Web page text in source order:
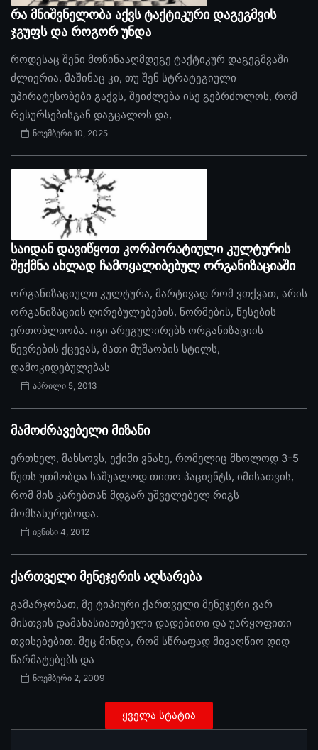
რა მნიშვნელობა აქვს ტაქტიკური დაგეგმვის
ჯგუფს და როგორ უნდა
როდესაც შენი მოწინააღმდეგე ტაქტიკურ დაგეგმვაში
ძლიერია, მაშინაც კი, თუ შენ სტრატეგიული
უპირატესობები გაქვს, შეიძლება ისე გებრძოლოს, რომ
რესურსებისგან დაგცალოს და,
ნოემბერი 10, 2025
საიდან დავიწყოთ კორპორატიული კულტურის
შექმნა ახლად ჩამოყალიბებულ ორგანიზაციაში
ორგანიზაციული კულტურა, მარტივად რომ ვთქვათ, არის
ორგანიზაციის ღირებულებების, ნორმების, წესების
ერთობლიობა. იგი არეგულირებს ორგანიზაციის
წევრების ქცევას, მათი მუშაობის სტილს,
დამოკიდებულებას
აპრილი 5, 2013
მამოძრავებელი მიზანი
ერთხელ, მახსოვს, ექიმი ვნახე, რომელიც მხოლოდ 3-5
წუთს უთმობდა საშუალოდ თითო პაციენტს, იმისათვის,
რომ მის კარებთან მდგარ უშველებელ რიგს
მომსახურებოდა.
ივნისი 4, 2012
ქართველი მენეჯერის აღსარება
გამარჯობათ, მე ტიპიური ქართველი მენეჯერი ვარ
მისთვის დამახასიათებელი დადებითი და უარყოფითი
თვისებებით. მეც მინდა, რომ სწრაფად მივაღწიო დიდ
წარმატებებს და
ნოემბერი 2, 2009
ყველა სტატია